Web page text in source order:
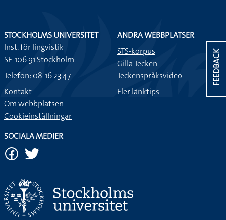
FEEDBACK
STOCKHOLMS UNIVERSITET
Inst. för lingvistik
SE-106 91 Stockholm
Telefon: 08-16 23 47
Kontakt
Om webbplatsen
Cookieinställningar
ANDRA WEBBPLATSER
STS-korpus
Gilla Tecken
Teckenspråksvideo
Fler länktips
SOCIALA MEDIER